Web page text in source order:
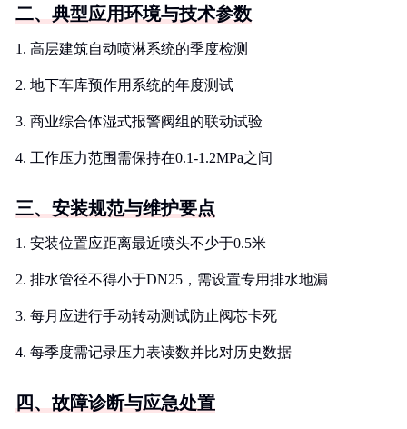
二、典型应用环境与技术参数
1. 高层建筑自动喷淋系统的季度检测
2. 地下车库预作用系统的年度测试
3. 商业综合体湿式报警阀组的联动试验
4. 工作压力范围需保持在0.1-1.2MPa之间
三、安装规范与维护要点
1. 安装位置应距离最近喷头不少于0.5米
2. 排水管径不得小于DN25，需设置专用排水地漏
3. 每月应进行手动转动测试防止阀芯卡死
4. 每季度需记录压力表读数并比对历史数据
四、故障诊断与应急处置